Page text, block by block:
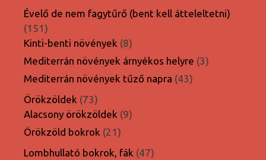
termék
Évelő de nem fagytűrő (bent kell átteleltetni)
151151
termék
Kinti-benti növények 88
termék
Mediterrán növények árnyékos helyre 33
Mediterrán növények tűző napra 4343
Örökzöldek 7373
termék
Alacsony örökzöldek 99
Örökzöld bokrok 2121
termék
Lombhullató bokrok, fák 4747